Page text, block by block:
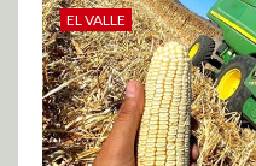
EL VALLE